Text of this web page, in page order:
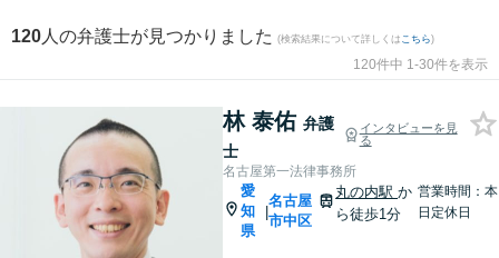
120 人の弁護士が見つかりました (検索結果について詳しくは こちら)
120件中 1-30件を表示
林 泰佑 弁護
士
インタビューを見
る
名古屋第一法律事務所
愛
知
県
|
名古屋
市中区
丸の内駅か
ら徒歩1分
営業時間：本
日定休日